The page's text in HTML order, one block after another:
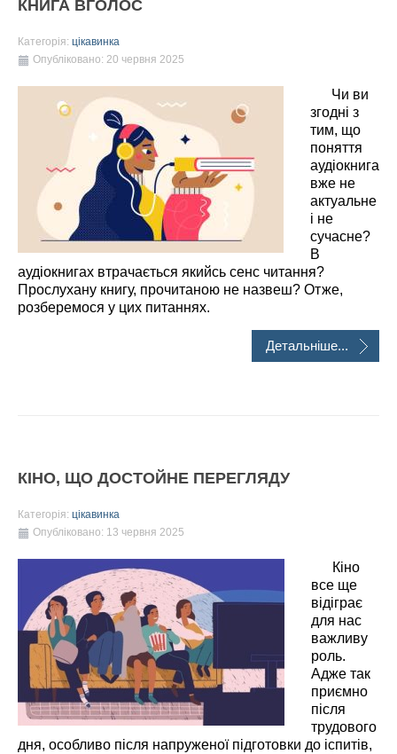
КНИГА ВГОЛОС
Категорія: цікавинка
Опубліковано: 20 червня 2025
Чи ви
згодні з
тим, що
поняття
аудіокнига
вже не
актуальне
і не
сучасне?
В
аудіокнигах втрачається якийсь сенс читання?
Прослухану книгу, прочитаною не назвеш? Отже,
розберемося у цих питаннях.
Детальніше...
КІНО, ЩО ДОСТОЙНЕ ПЕРЕГЛЯДУ
Категорія: цікавинка
Опубліковано: 13 червня 2025
Кіно
все ще
відіграє
для нас
важливу
роль.
Адже так
приємно
після
трудового
дня, особливо після напруженої підготовки до іспитів,